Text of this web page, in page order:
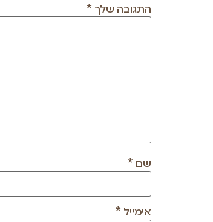
התגובה שלך *
שם *
אימייל *